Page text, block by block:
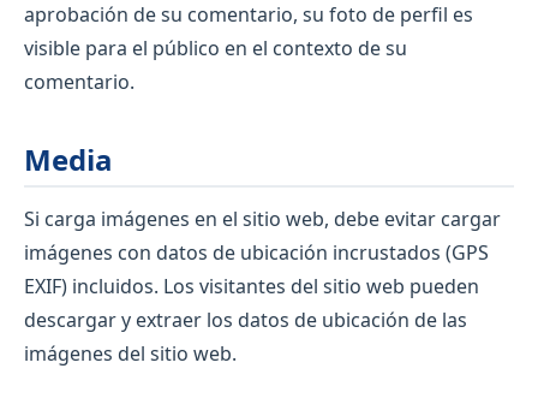
aprobación de su comentario, su foto de perfil es
visible para el público en el contexto de su
comentario.
Media
Si carga imágenes en el sitio web, debe evitar cargar
imágenes con datos de ubicación incrustados (GPS
EXIF) incluidos. Los visitantes del sitio web pueden
descargar y extraer los datos de ubicación de las
imágenes del sitio web.